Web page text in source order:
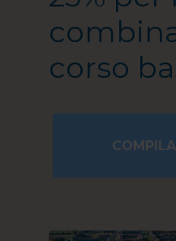
corso